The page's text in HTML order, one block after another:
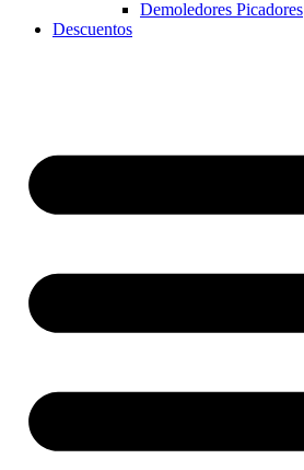
Demoledores Picadores
Descuentos